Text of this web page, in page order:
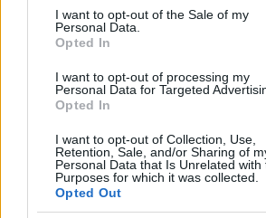
consent section.
I want to opt-out of the Sale of my
Personal Data.
Opted In
I want to opt-out of processing my
Personal Data for Targeted
Opted In
I want to opt-out of Collection, Use,
Retention, Sale, and/or Sharing of
Personal Data that Is Unrelated with
Purposes for which it was collected.
Opted Out
Feliratkozom a hírlevélre és
FELIRATKOZÁS
LEGFRISSEBB